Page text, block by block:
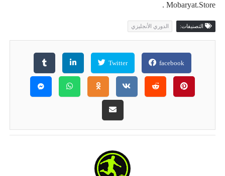
Mobaryat.Store .
التصنيفات: الدوري الأنجليزي
facebook
Twitter